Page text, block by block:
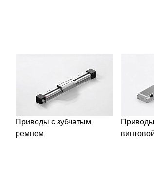
Приводы с зубчатым
ремнем